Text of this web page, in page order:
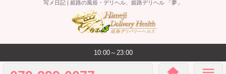
写メ日記 | 姫路の風俗・デリヘル、姫路デリヘル 「夢」
10:00～23:00